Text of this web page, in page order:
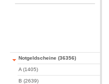
Notgeldscheine (36356)
A (1405)
B (2639)